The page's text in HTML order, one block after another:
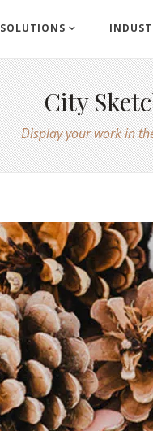
SOLUTIONS
City
Display your work in